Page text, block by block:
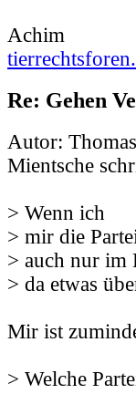
Achim
Re: Gehen
Autor:
Mientsche
> Wenn ich
> mir die
> auch nur im
> da etwas
Mir ist
> Welche